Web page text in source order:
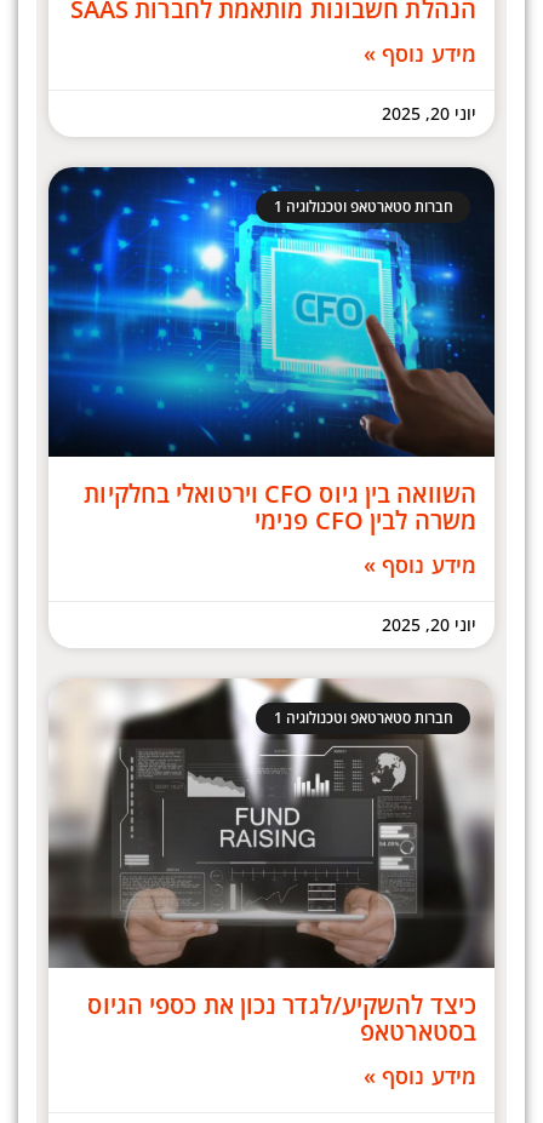
הנהלת חשבונות מותאמת לחברות SAAS
מידע נוסף »
יוני 20, 2025
חברות סטארטאפ וטכנולוגיה 1
השוואה בין גיוס CFO וירטואלי בחלקיות
משרה לבין CFO פנימי
מידע נוסף »
יוני 20, 2025
חברות סטארטאפ וטכנולוגיה 1
כיצד להשקיע/לגדר נכון את כספי הגיוס
בסטארטאפ
מידע נוסף »